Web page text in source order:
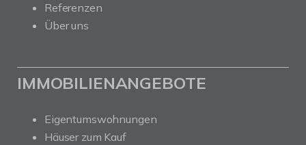
Referenzen
Über uns
IMMOBILIENANGEBOTE
Eigentumswohnungen
Häuser zum Kauf